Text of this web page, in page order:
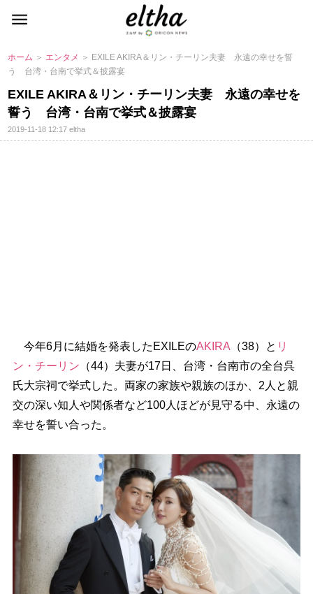
ホーム ＞ エンタメ ＞ EXILE AKIRA＆リン・チーリン夫妻 永遠の幸せを誓
う 台湾・台南で挙式＆披露宴
EXILE AKIRA＆リン・チーリン夫妻 永遠の幸せを
誓う 台湾・台南で挙式＆披露宴
2019-11-18 12:17eltha
今年6月に結婚を発表したEXILEのAKIRA （38）と リ
ン・チーリン （44）夫妻が17日、台湾・台南市の全台呉
氏大宗祠で挙式した。両家の家族や親族のほか、2人と親
交の深い知人や関係者など100人ほどが見守る中、永遠の
幸せを誓い合った。